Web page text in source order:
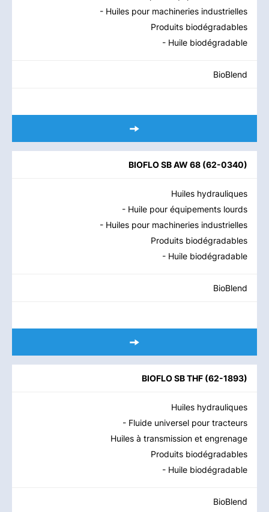
- Huiles pour machineries industrielles
Produits biodégradables
- Huile biodégradable
BioBlend
BIOFLO SB AW 68 (62-0340)
Huiles hydrauliques
- Huile pour équipements lourds
- Huiles pour machineries industrielles
Produits biodégradables
- Huile biodégradable
BioBlend
BIOFLO SB THF (62-1893)
Huiles hydrauliques
- Fluide universel pour tracteurs
Huiles à transmission et engrenage
Produits biodégradables
- Huile biodégradable
BioBlend